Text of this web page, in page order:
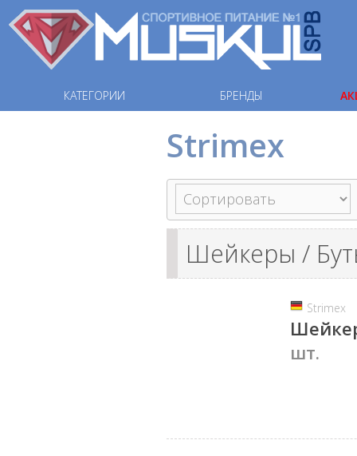
КАТЕГОРИИ БРЕНДЫ
Strimex
Шейкеры /
Strimex
шт.